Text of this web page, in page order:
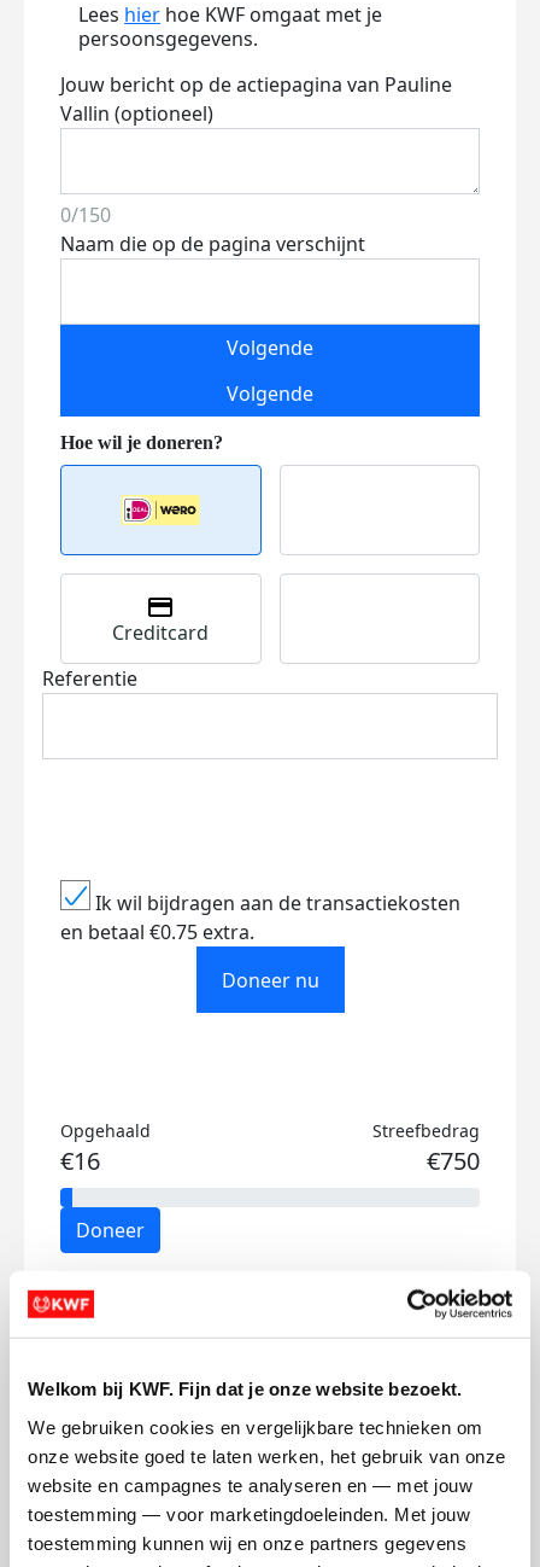
Welkom bij KWF. Fijn dat je onze website bezoekt.
We gebruiken cookies en vergelijkbare technieken om
onze website goed te laten werken, het gebruik van onze
website en campagnes te analyseren en — met jouw
toestemming — voor marketingdoeleinden. Met jouw
toestemming kunnen wij en onze partners gegevens
Lees hier hoe KWF omgaat met je
persoonsgegevens.
Jouw bericht op de actiepagina van Pauline
Vallin (optioneel)
0/150
Naam die op de pagina verschijnt
Volgende
Volgende
Creditcard
Referentie
Ik wil bijdragen aan de transactiekosten
en betaal €0.75 extra.
Doneer nu
Opgehaald
€16
Streefbedrag
€750
Doneer